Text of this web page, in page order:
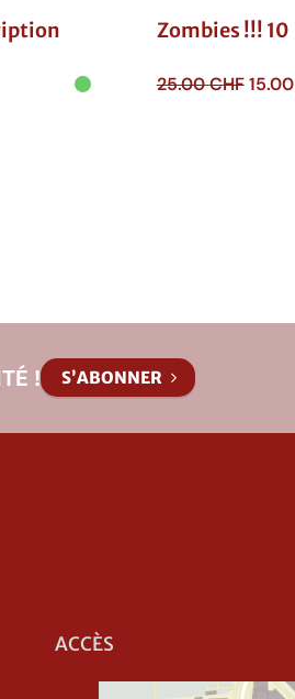
Zombies !!! 10
25.00CHF Le
15.00
! S’ABONNER
ACCÈS